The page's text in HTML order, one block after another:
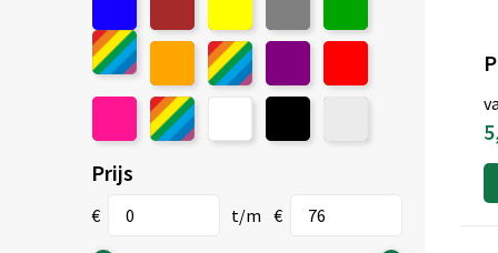
Sol's(2)
Spasso
(19)
Stanley & Stella
(8)
Tee Jays(13)
Tenson
TH Clothes®
(14)
Prijs
€ t/m €